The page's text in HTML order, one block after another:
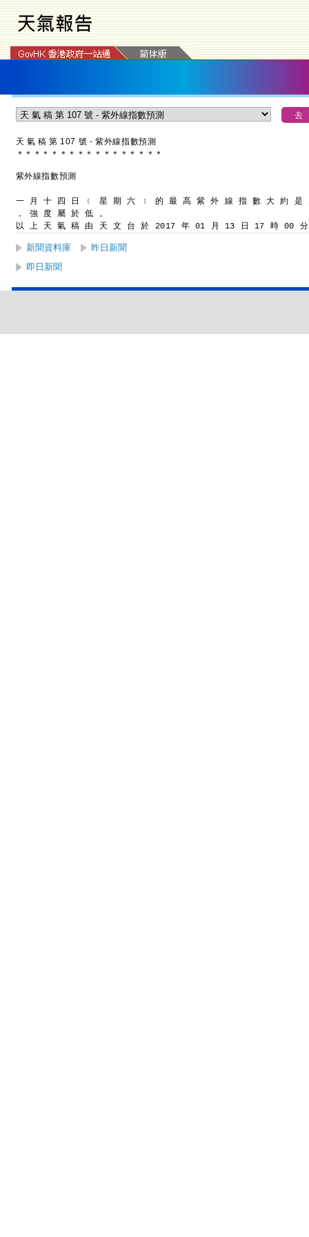
天 氣 稿 第 107 號 - 紫外線指數預測
＊ ＊ ＊ ＊ ＊ ＊ ＊ ＊ ＊ ＊ ＊ ＊ ＊ ＊ ＊ ＊ ＊
紫外線指數預測
一 月 十 四 日 ﹝ 星 期 六 ﹞ 的 最 高 紫 外 線 指 數 大 約 是
， 強 度 屬 於 低 。
以 上 天 氣 稿 由 天 文 台 於 2017 年 01 月 13 日 17 時 00
新聞資料庫
昨日新聞
即日新聞